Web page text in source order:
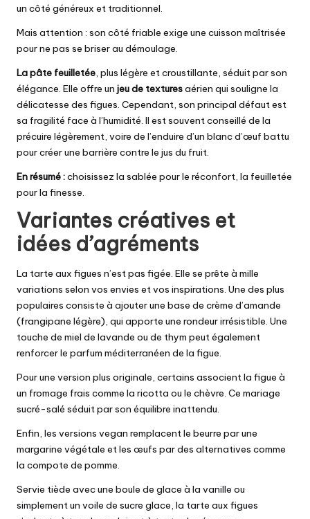
un côté généreux et traditionnel.
Mais attention : son côté friable exige une cuisson maîtrisée
pour ne pas se briser au démoulage.
La pâte feuilletée, plus légère et croustillante, séduit par son
élégance. Elle offre un jeu de texturesaérien qui souligne la
délicatesse des figues. Cependant, son principal défaut est
sa fragilité face à l’humidité. Il est souvent conseillé de la
précuire légèrement, voire de l’enduire d’un blanc d’œuf battu
pour créer une barrière contre le jus du fruit.
En résumé :choisissez la sablée pour le réconfort, la feuilletée
pour la finesse.
Variantes créatives et
idées d’agréments
La tarte aux figues n’est pas figée. Elle se prête à mille
variations selon vos envies et vos inspirations. Une des plus
populaires consiste à ajouter une base de crème d’amande
(frangipane légère), qui apporte une rondeur irrésistible. Une
touche de miel de lavande ou de thym peut également
renforcer le parfum méditerranéen de la figue.
Pour une version plus originale, certains associent la figue à
un fromage frais comme la ricotta ou le chèvre. Ce mariage
sucré-salé séduit par son équilibre inattendu.
Enfin, les versions vegan remplacent le beurre par une
margarine végétale et les œufs par des alternatives comme
la compote de pomme.
Servie tiède avec une boule de glace à la vanille ou
simplement un voile de sucre glace, la tarte aux figues